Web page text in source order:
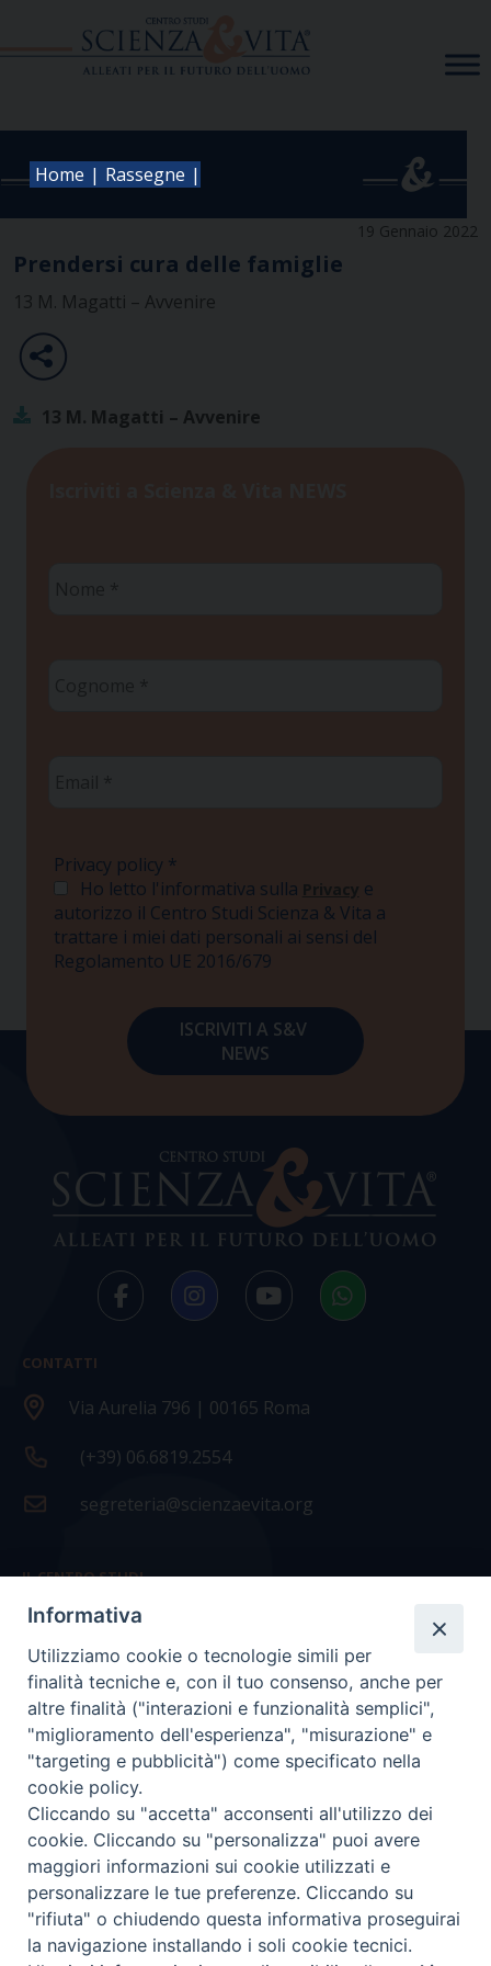
Home | Rassegne |
19 Gennaio 2022
Prendersi cura delle famiglie
13 M. Magatti – Avvenire
13 M. Magatti – Avvenire
Privacy policy *
Ho letto l'informativa sulla Privacy e
autorizzo il Centro Studi Scienza & Vita a
trattare i miei dati personali ai sensi del
Regolamento UE 2016/679
CONTATTI
Via Aurelia 796 | 00165 Roma
(+39) 06.6819.2554
segreteria@scienzaevita.org
IL CENTRO STUDI
La nostra storia
Statuto
Presidenza e ufficio presidenza
Consiglio scientifico
Coordinamento nazionale
COPYRIGHT Scienza & Vita - C.F96600690588- Tutti i
diritti -Privacy- Credits
Informativa
Utilizziamo cookie o tecnologie simili per
finalità tecniche e, con il tuo consenso, anche per
altre finalità ("interazioni e funzionalità semplici",
"miglioramento dell'esperienza", "misurazione" e
"targeting e pubblicità") come specificato nella
cookie policy.
Cliccando su "accetta" acconsenti all'utilizzo dei
cookie. Cliccando su "personalizza" puoi avere
maggiori informazioni sui cookie utilizzati e
personalizzare le tue preferenze. Cliccando su
"rifiuta" o chiudendo questa informativa proseguirai
la navigazione installando i soli cookie tecnici.